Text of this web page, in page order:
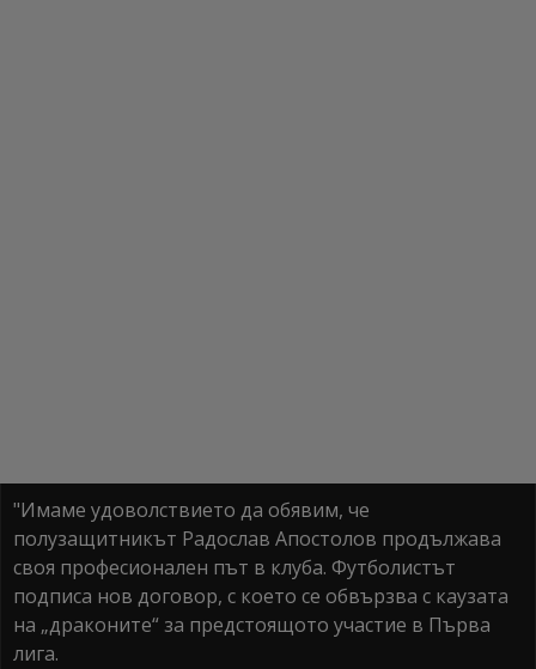
"Имаме удоволствието да обявим, че
полузащитникът Радослав Апостолов продължава
своя професионален път в клуба. Футболистът
подписа нов договор, с което се обвързва с каузата
на „драконите“ за предстоящото участие в Първа
лига.